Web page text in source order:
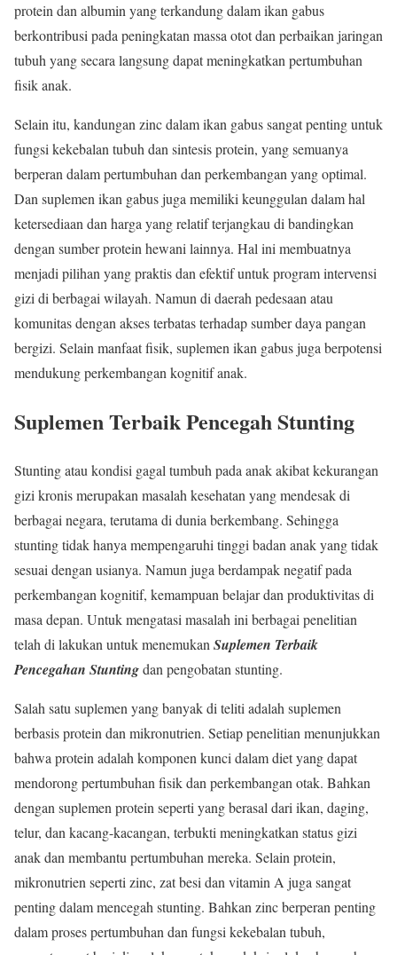
protein dan albumin yang terkandung dalam ikan gabus
berkontribusi pada peningkatan massa otot dan perbaikan jaringan
tubuh yang secara langsung dapat meningkatkan pertumbuhan
fisik anak.
Selain itu, kandungan zinc dalam ikan gabus sangat penting untuk
fungsi kekebalan tubuh dan sintesis protein, yang semuanya
berperan dalam pertumbuhan dan perkembangan yang optimal.
Dan suplemen ikan gabus juga memiliki keunggulan dalam hal
ketersediaan dan harga yang relatif terjangkau di bandingkan
dengan sumber protein hewani lainnya. Hal ini membuatnya
menjadi pilihan yang praktis dan efektif untuk program intervensi
gizi di berbagai wilayah. Namun di daerah pedesaan atau
komunitas dengan akses terbatas terhadap sumber daya pangan
bergizi. Selain manfaat fisik, suplemen ikan gabus juga berpotensi
mendukung perkembangan kognitif anak.
Suplemen Terbaik Pencegah Stunting
Stunting atau kondisi gagal tumbuh pada anak akibat kekurangan
gizi kronis merupakan masalah kesehatan yang mendesak di
berbagai negara, terutama di dunia berkembang. Sehingga
stunting tidak hanya mempengaruhi tinggi badan anak yang tidak
sesuai dengan usianya. Namun juga berdampak negatif pada
perkembangan kognitif, kemampuan belajar dan produktivitas di
masa depan. Untuk mengatasi masalah ini berbagai penelitian
telah di lakukan untuk menemukan Suplemen Terbaik
Pencegahan Stuntingdan pengobatan stunting.
Salah satu suplemen yang banyak di teliti adalah suplemen
berbasis protein dan mikronutrien. Setiap penelitian menunjukkan
bahwa protein adalah komponen kunci dalam diet yang dapat
mendorong pertumbuhan fisik dan perkembangan otak. Bahkan
dengan suplemen protein seperti yang berasal dari ikan, daging,
telur, dan kacang-kacangan, terbukti meningkatkan status gizi
anak dan membantu pertumbuhan mereka. Selain protein,
mikronutrien seperti zinc, zat besi dan vitamin A juga sangat
penting dalam mencegah stunting. Bahkan zinc berperan penting
dalam proses pertumbuhan dan fungsi kekebalan tubuh,